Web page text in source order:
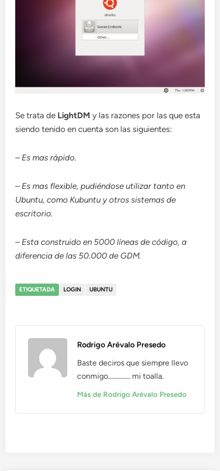
Se trata de LightDM y las razones por las que esta
siendo tenido en cuenta son las siguientes:
– Es mas rápido.
– Es mas flexible, pudiéndose utilizar tanto en
Ubuntu, como Kubuntu y otros sistemas de
escritorio.
– Esta construido en 5000 líneas de código, a
diferencia de las 50.000 de GDM.
ETIQUETADA LOGIN UBUNTU
Rodrigo Arévalo Presedo
Baste deciros que siempre llevo
conmigo............... mi toalla.
Más de Rodrigo Arévalo Presedo